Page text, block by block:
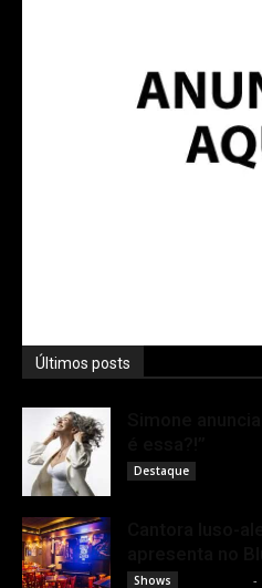
Últimos posts
Destaque
Shows -